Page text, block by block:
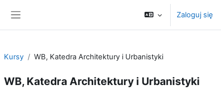
Zaloguj się
Kursy WB, Katedra Architektury i Urbanistyki
WB, Katedra Architektury i Urbanistyki